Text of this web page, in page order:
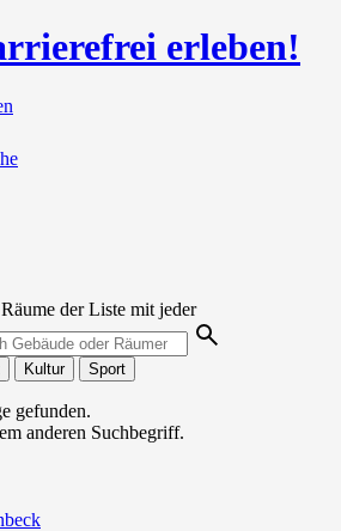
erleben!
der Liste mit jeder
Kultur Sport
gefunden.
anderen Suchbegriff.